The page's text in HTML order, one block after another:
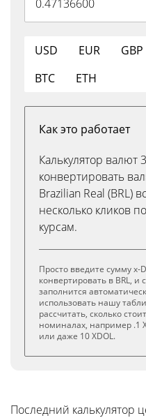
USD EUR GBP
BTC
ETH
Как это работает
Калькулятор валют
конвертировать
Brazilian Real (BRL)
несколько кликов
курсам.
Просто введите сумму x-
конвертировать в BRL,
заполнится
использовать нашу
рассчитать, сколько
номиналах, например .1
или даже 10 XDOL.
Последний калькулятор